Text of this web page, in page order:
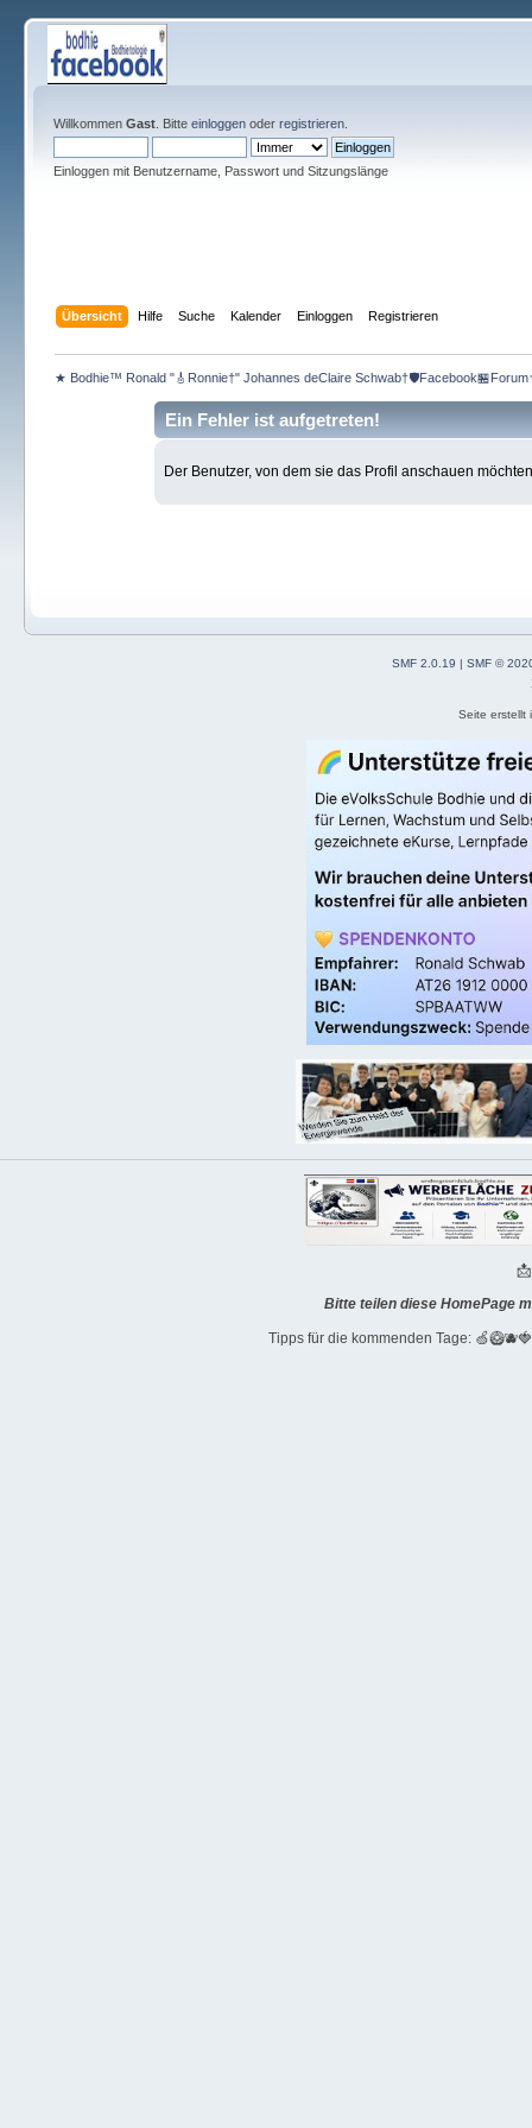
Willkommen Gast. Bitte einloggenoder registrieren.
Einloggen mit Benutzername, Passwort und Sitzungslänge
Übersicht Hilfe Suche Kalender Einloggen Registrieren
★ Bodhie™ Ronald "🎸Ronnie†" Johannes deClaire
Ein Fehler ist aufgetreten!
Der Benutzer, von dem sie das Profil anschauen
SMF 2.0.19 |SMF ©
Seite erstellt
Bitte teilen diese HomePage
Tipps für die kommenden Tage: